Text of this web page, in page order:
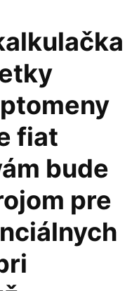
fiat
bude
pre